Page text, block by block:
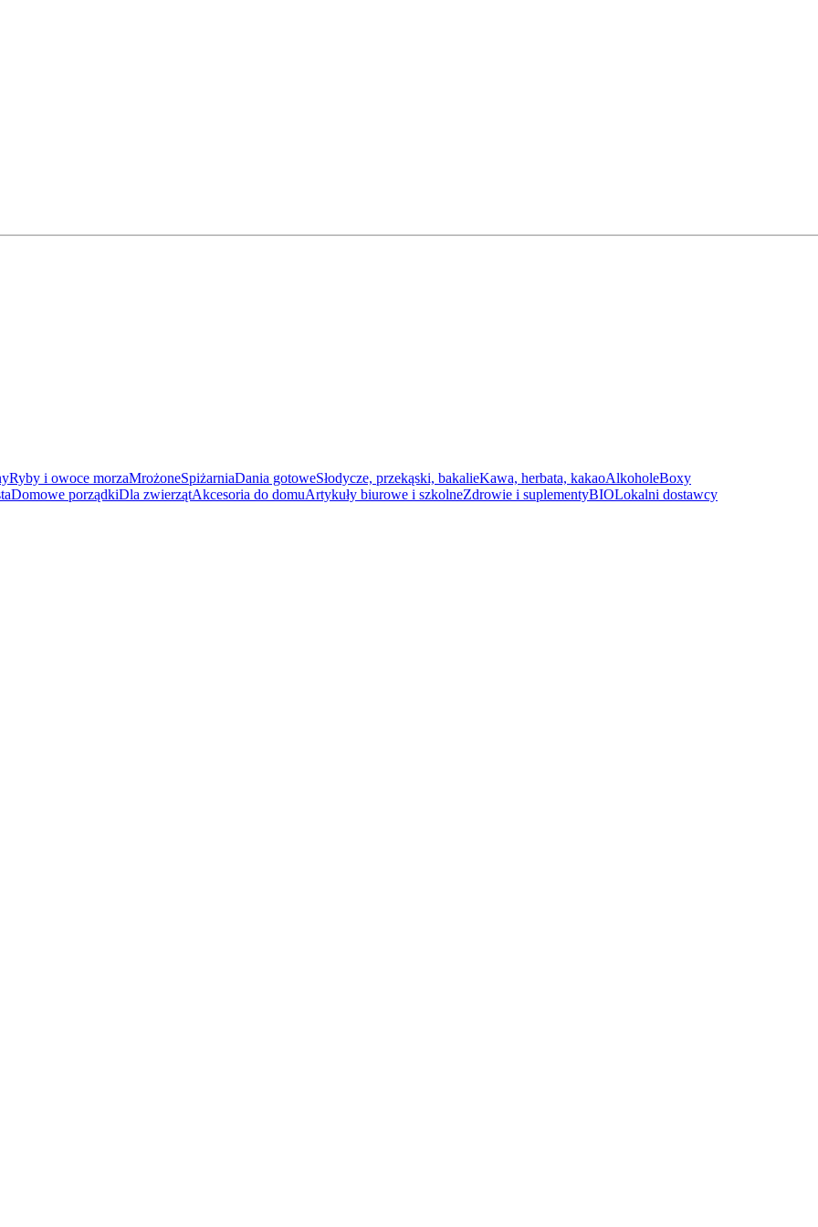
Ryby i owoce morzaMrożoneSpiżarniaDania gotoweSłodycze, przekąski, bakalieKawa, herbata, kakaoAlkoholeBoxy
Domowe porządkiDla zwierzątAkcesoria do domuArtykuły biurowe i szkolneZdrowie i suplementyBIOLokalni dostawcy